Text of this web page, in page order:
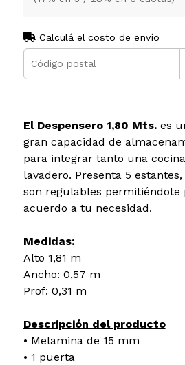
Calculá el costo de envío
El Despensero 1,80 Mts.es
gran capacidad de
para integrar tanto una
lavadero. Presenta 5
son regulables permitiéndote
acuerdo a tu necesidad.
Medidas:
Alto 1,81 m
Ancho: 0,57 m
Prof: 0,31 m
Descripción del producto
• Melamina de 15 mm
• 1 puerta